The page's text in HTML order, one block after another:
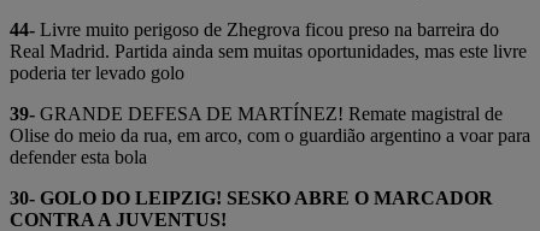
44- Livre muito perigoso de Zhegrova ficou preso na barreira do
Real Madrid. Partida ainda sem muitas oportunidades, mas este livre
poderia ter levado golo
39- GRANDE DEFESA DE MARTÍNEZ! Remate magistral de
Olise do meio da rua, em arco, com o guardião argentino a voar para
defender esta bola
30- GOLO DO LEIPZIG! SESKO ABRE O MARCADOR
CONTRA A JUVENTUS!